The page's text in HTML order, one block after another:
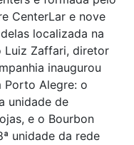
CenterLar e nove
localizada na
Luiz Zaffari, diretor
inaugurou
Porto Alegre: o
unidade de
e o Bourbon
unidade da rede